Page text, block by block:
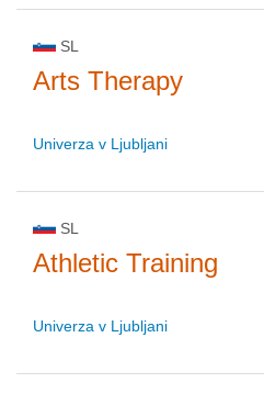
SL
Arts Therapy
Univerza v Ljubljani
SL
Athletic Training
Univerza v Ljubljani